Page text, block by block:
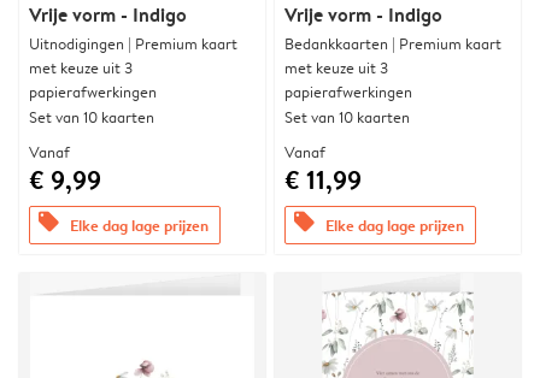
Vrije vorm - Indigo
Uitnodigingen | Premium kaart
met keuze uit 3
papierafwerkingen
Set van 10 kaarten
Vanaf
€ 9,99
offers Elke dag lage prijzen
Vrije vorm - Indigo
Bedankkaarten | Premium kaart
met keuze uit 3
papierafwerkingen
Set van 10 kaarten
Vanaf
€ 11,99
offers Elke dag lage prijzen